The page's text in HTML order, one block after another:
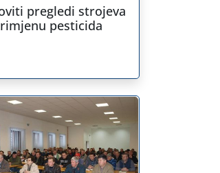
pregledi strojeva
pesticida